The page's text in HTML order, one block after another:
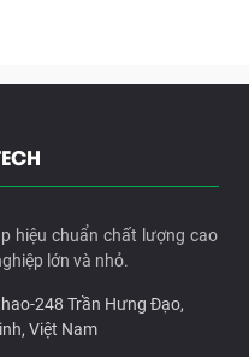
hiệu chuẩn chất lượng cao
lớn và nhỏ.
248 Trần Hưng Đạo,
Việt Nam